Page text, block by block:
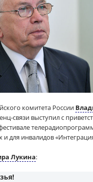
комитета России
связи выступил с
и для инвалидов
Лукина: